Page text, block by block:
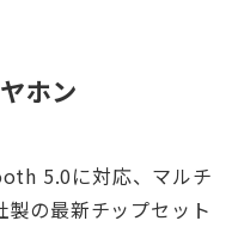
ホン
5.0に対応、マルチ
の最新チップセット